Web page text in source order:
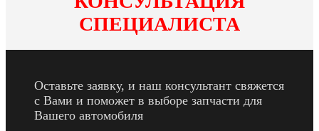
СПЕЦИАЛИСТА
Оставьте заявку, и наш консультант свяжется
с Вами и поможет в выборе запчасти для
Вашего автомобиля